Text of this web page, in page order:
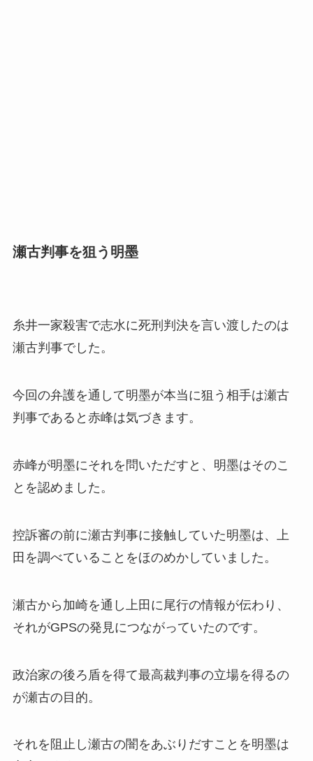
瀬古判事を狙う明墨
糸井一家殺害で志水に死刑判決を言い渡したのは
瀬古判事でした。
今回の弁護を通して明墨が本当に狙う相手は瀬古
判事であると赤峰は気づきます。
赤峰が明墨にそれを問いただすと、明墨はそのこ
とを認めました。
控訴審の前に瀬古判事に接触していた明墨は、上
田を調べていることをほのめかしていました。
瀬古から加崎を通し上田に尾行の情報が伝わり、
それがGPSの発見につながっていたのです。
政治家の後ろ盾を得て最高裁判事の立場を得るの
が瀬古の目的。
それを阻止し瀬古の闇をあぶりだすことを明墨は